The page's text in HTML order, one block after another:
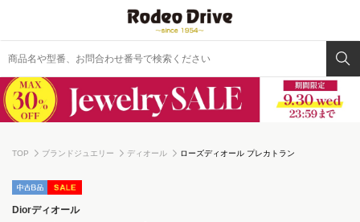
TOP ブランドジュエリー ディオール ローズディオール プレカトラン
Diorディオール